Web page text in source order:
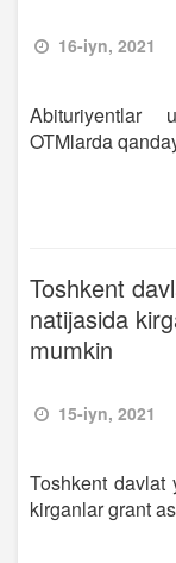
16-iyn, 2021
Abituriyentlar
OTMlarda
Toshkent
natijasida
mumkin
15-iyn, 2021
Toshkent davlat
kirganlar grant